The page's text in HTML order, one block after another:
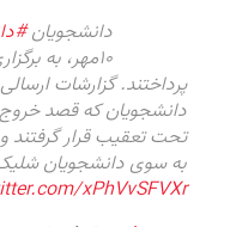
دانشجویان
۱۰مهر، به
پرداختند. گزارشات
دانشجویان که قصد خروج
تحت تعقیب قرار گرفتند
به سوی دانشجویان
xPhVvSFVXr